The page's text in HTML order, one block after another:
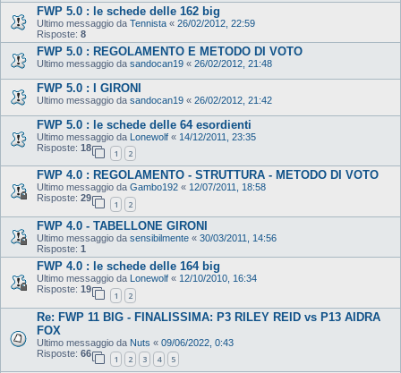
FWP 5.0 : le schede delle 162 big
Ultimo messaggio da Tennista « 26/02/2012, 22:59
Risposte: 8
FWP 5.0 : REGOLAMENTO E METODO DI VOTO
Ultimo messaggio da sandocan19 « 26/02/2012, 21:48
FWP 5.0 : I GIRONI
Ultimo messaggio da sandocan19 « 26/02/2012, 21:42
FWP 5.0 : le schede delle 64 esordienti
Ultimo messaggio da Lonewolf « 14/12/2011, 23:35
Risposte: 18
1 2
FWP 4.0 : REGOLAMENTO - STRUTTURA - METODO DI VOTO
Ultimo messaggio da Gambo192 « 12/07/2011, 18:58
Risposte: 29
1 2
FWP 4.0 - TABELLONE GIRONI
Ultimo messaggio da sensibilmente « 30/03/2011, 14:56
Risposte: 1
FWP 4.0 : le schede delle 164 big
Ultimo messaggio da Lonewolf « 12/10/2010, 16:34
Risposte: 19
1 2
Re: FWP 11 BIG - FINALISSIMA: P3 RILEY REID vs P13 AIDRA
FOX
Ultimo messaggio da Nuts « 09/06/2022, 0:43
Risposte: 66
1 2 3 4 5